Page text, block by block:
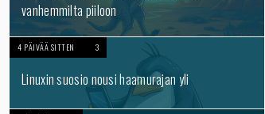
vanhemmilta piiloon
4 PÄIVÄÄ SITTEN 3
Linuxin suosio nousi haamurajan yli